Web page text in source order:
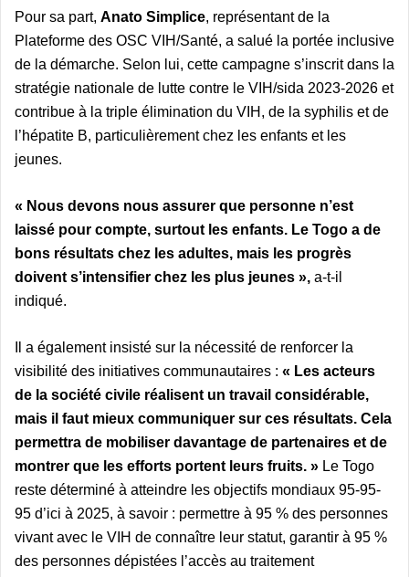
Pour sa part, Anato Simplice, représentant de la
Plateforme des OSC VIH/Santé, a salué la portée inclusive
de la démarche. Selon lui, cette campagne s’inscrit dans la
stratégie nationale de lutte contre le VIH/sida 2023-2026 et
contribue à la triple élimination du VIH, de la syphilis et de
l’hépatite B, particulièrement chez les enfants et les
jeunes.
« Nous devons nous assurer que personne n’est
laissé pour compte, surtout les enfants. Le Togo a de
bons résultats chez les adultes, mais les progrès
doivent s’intensifier chez les plus jeunes », a-t-il
indiqué.
Il a également insisté sur la nécessité de renforcer la
visibilité des initiatives communautaires : « Les acteurs
de la société civile réalisent un travail considérable,
mais il faut mieux communiquer sur ces résultats. Cela
permettra de mobiliser davantage de partenaires et de
montrer que les efforts portent leurs fruits. » Le Togo
reste déterminé à atteindre les objectifs mondiaux 95-95-
95 d’ici à 2025, à savoir : permettre à 95 % des personnes
vivant avec le VIH de connaître leur statut, garantir à 95 %
des personnes dépistées l’accès au traitement